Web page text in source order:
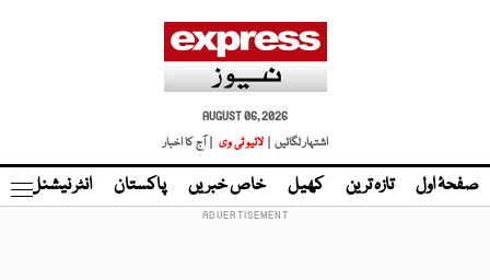
AUGUST 06, 2026
اشتہار لگائیں |
لائیو ٹی وی | آج کا اخبار
صفحۂ اول تازہ ترین کھیل خاص خبریں پاکستان انٹر نیشنل